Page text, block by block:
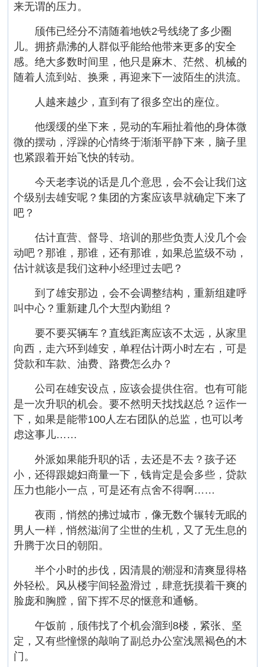
来无谓的压力。
颀伟已经分不清随着地铁2号线绕了多少圈
儿。拥挤鼎沸的人群似乎能给他带来更多的安全
感。绝大多数时间里，他只是麻木、茫然、机械的
随着人流到站、换乘，再迎来下一波陌生的洪流。
人越来越少，直到有了很多空出的座位。
他缓缓的坐下来，晃动的车厢扯着他的身体微
微的摆动，浮躁的心情终于渐渐平静下来，脑子里
也紧跟着开始飞快的转动。
今天老李说的话是几个意思，会不会让我们这
个级别去雄安呢？集团的方案应该早就确定下来了
吧？
估计直营、督导、培训的那些负责人没几个会
动吧？那谁，那谁，还有那谁，如果总监级不动，
估计就该是我们这种小经理过去吧？
到了雄安那边，会不会调整结构，重新组建呼
叫中心？重新建几个大型内勤组？
要不要买辆车？直线距离应该不太远，从家里
向西，走六环到雄安，单程估计两小时左右，可是
贷款和车款、油费、路费怎么办？
公司在雄安设点，应该会提供住宿。也有可能
是一次升职的机会。要不然明天找找赵总？运作一
下，如果是能带100人左右团队的总监，也可以考
虑这事儿……
外派如果能升职的话，去还是不去？孩子还
小，还得跟媳妇商量一下，钱肯定是会多些，贷款
压力也能小一点，可是还有点舍不得啊……
夜雨，悄然的拂过城市，像无数个辗转无眠的
男人一样，悄然滋润了尘世的生机，又了无生息的
升腾于次日的朝阳。
半个小时的步伐，因清晨的潮湿和清爽显得格
外轻松。风从楼宇间轻盈滑过，肆意抚摸着干爽的
脸庞和胸膛，留下挥不尽的惬意和通畅。
午饭前，颀伟找了个机会溜到8楼，紧张、坚
定，又有些憧憬的敲响了副总办公室浅黑褐色的木
门。